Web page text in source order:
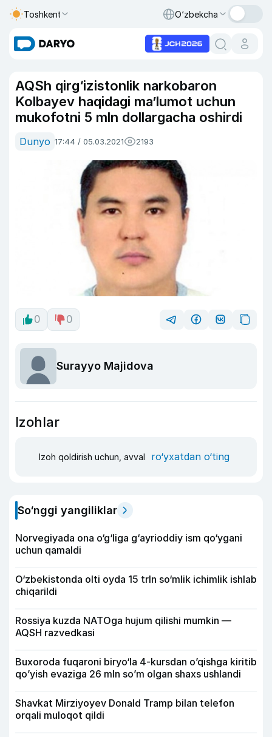
Toshkent O‘zbekcha
AQSh qirg‘izistonlik narkobaron
Kolbayev haqidagi ma’lumot uchun
mukofotni 5 mln dollargacha oshirdi
Dunyo 17:44 / 05.03.2021 2193
0 0
Surayyo Majidova
Izohlar
Izoh qoldirish uchun, avval ro‘yxatdan o‘ting
So‘nggi yangiliklar
Norvegiyada ona o‘g‘liga g‘ayrioddiy ism qo‘ygani
uchun qamaldi
O‘zbekistonda olti oyda 15 trln so‘mlik ichimlik ishlab
chiqarildi
Rossiya kuzda NATOga hujum qilishi mumkin —
AQSH razvedkasi
Buxoroda fuqaroni biryo‘la 4-kursdan o’qishga kiritib
qo’yish evaziga 26 mln so’m olgan shaxs ushlandi
Shavkat Mirziyoyev Donald Tramp bilan telefon
orqali muloqot qildi